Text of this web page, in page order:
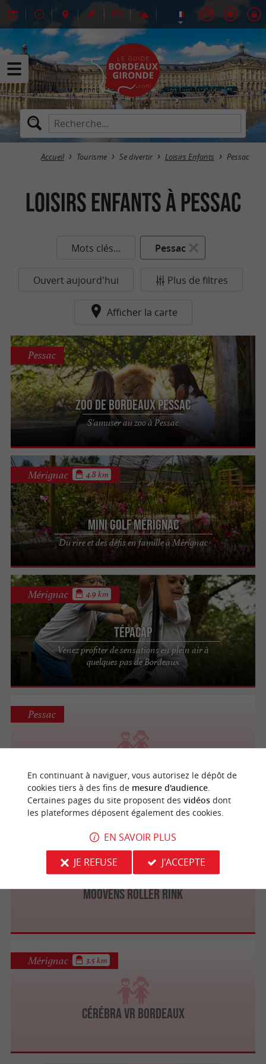
Accueil Tourisme Se divertir Loisirs Enfants Pessac
Loisirs Enfants à Pessac
Mots clés... Pessac
Ouvert aujourd'hui Plus de filtres
Afficher la carte
Zoo de Bordeaux Pessac
S'amuser au zoo à Pessac
Pessac
Mini Golf Mérignac
Du rire et des défis en famille à Mérignac
Mérignac 4.8 km
Tépacap
Venez profiter de sensations en plein air à
quelques pas de Bordeaux
Mérignac 4.9 km
Pessac
Moovens Roller Rink
3.4 km
Cérébra VR Bordeaux
Mérignac 3.5 km
En continuant à naviguer, vous autorisez le dépôt de
cookies tiers à des fins de mesure d'audience.
Certaines pages du site proposent des vidéosdont
les plateformes déposent également des cookies.
EN SAVOIR PLUS
JE REFUSE
J'ACCEPTE